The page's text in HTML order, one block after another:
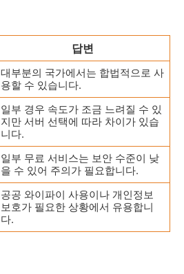
답변
대부분의 국가에서는 합법적으로 사
용할 수 있습니다.
일부 경우 속도가 조금 느려질 수 있
지만 서버 선택에 따라 차이가 있습
니다.
일부 무료 서비스는 보안 수준이 낮
을 수 있어 주의가 필요합니다.
공공 와이파이 사용이나 개인정보
보호가 필요한 상황에서 유용합니
다.